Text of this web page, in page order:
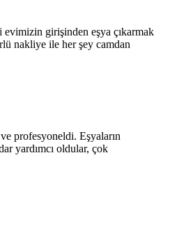
girişinden eşya çıkarmak
nakliye ile her şey camdan
profesyoneldi. Eşyaların
yardımcı oldular, çok